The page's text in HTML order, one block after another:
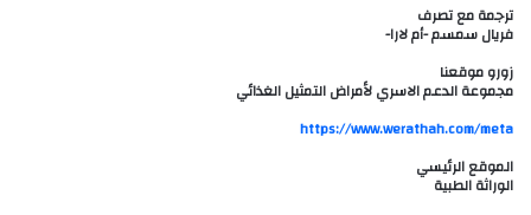
ترجمة مع تصرف
فريال سمسم -أم لارا-
زورو موقعنا
مجموعة الدعم الاسري لأمراض التمثيل الغذائي
الموقع الرئيسي
الوراثة الطبية